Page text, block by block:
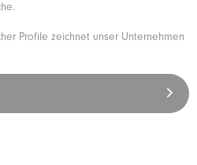
Profile zeichnet unser Unternehmen